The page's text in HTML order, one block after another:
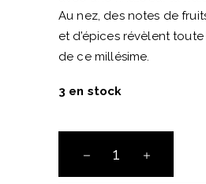
Au nez, des notes de
et d’épices révèlent
de ce millésime.
3 en stock
Milan